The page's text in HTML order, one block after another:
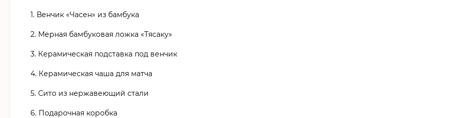
1. Венчик «Часен» из бамбука
2. Мерная бамбуковая ложка «Тясаку»
3. Керамическая подставка под венчик
4. Керамическая чаша для матча
5. Сито из нержавеющий стали
6. Подарочная коробка